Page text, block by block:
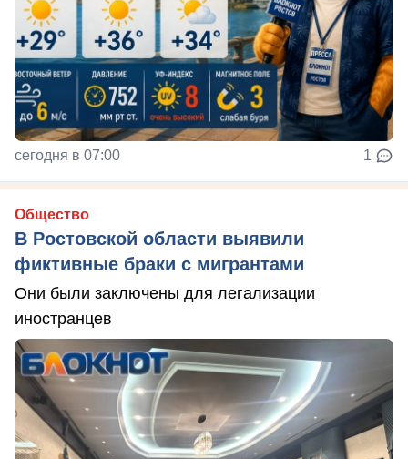
сегодня в 07:00 1
Общество
В Ростовской области выявили
фиктивные браки с мигрантами
Они были заключены для легализации
иностранцев